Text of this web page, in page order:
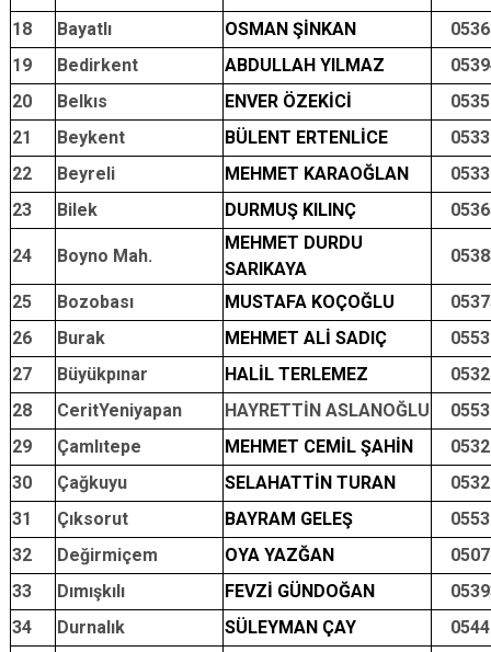
18
Bayatlı OSMAN ŞİNKAN
19
Bedirkent ABDULLAH YILMAZ
20
Belkıs ENVER ÖZEKİCİ
21
Beykent BÜLENT ERTENLİCE
22
Beyreli MEHMET KARAOĞLAN
23
Bilek DURMUŞ KILINÇ
24 Boyno Mah.
MEHMET DURDU
SARIKAYA
25 Bozobası MUSTAFA KOÇOĞLU
26
Burak MEHMET ALİ SADIÇ
27
Büyükpınar HALİL TERLEMEZ
28
CeritYeniyapan HAYRETTİN ASLANOĞLU
29
Çamlıtepe MEHMET CEMİL ŞAHİN
30
Çağkuyu SELAHATTİN TURAN
31
Çıksorut BAYRAM GELEŞ
32
Değirmiçem OYA YAZĞAN
33
Dımışkılı FEVZİ GÜNDOĞAN
34
Durnalık SÜLEYMAN ÇAY